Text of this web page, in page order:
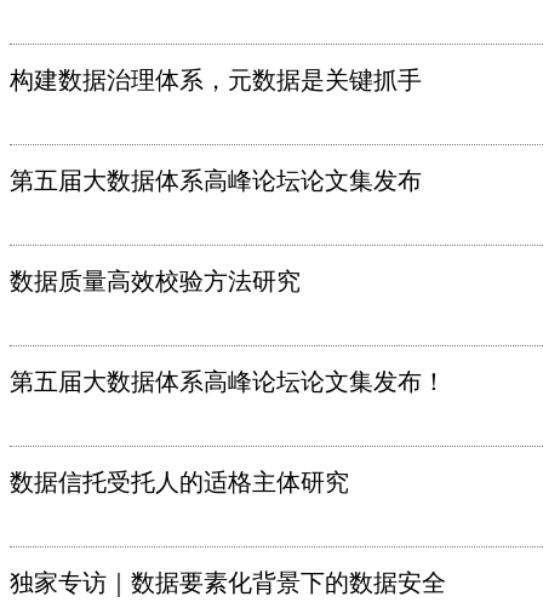
构建数据治理体系，元数据是关键抓手
第五届大数据体系高峰论坛论文集发布
数据质量高效校验方法研究
第五届大数据体系高峰论坛论文集发布！
数据信托受托人的适格主体研究
独家专访｜数据要素化背景下的数据安全